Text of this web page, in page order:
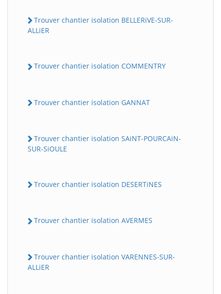
Trouver chantier isolation BELLERiVE-SUR-
ALLiER
Trouver chantier isolation COMMENTRY
Trouver chantier isolation GANNAT
Trouver chantier isolation SAiNT-POURCAiN-
SUR-SiOULE
Trouver chantier isolation DESERTiNES
Trouver chantier isolation AVERMES
Trouver chantier isolation VARENNES-SUR-
ALLiER